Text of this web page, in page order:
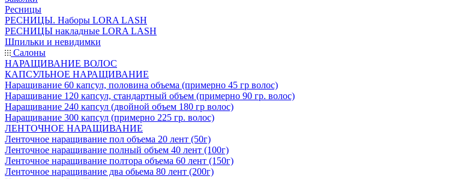
Ресницы
РЕСНИЦЫ. Наборы LORA LASH
РЕСНИЦЫ накладные LORA LASH
Шпильки и невидимки
Салоны
НАРАЩИВАНИЕ ВОЛОС
КАПСУЛЬНОЕ НАРАЩИВАНИЕ
Наращивание 60 капсул, половина объема (примерно 45 гр волос)
Наращивание 120 капсул, стандартный объем (примерно 90 гр. волос)
Наращивание 240 капсул (двойной объем 180 гр волос)
Наращивание 300 капсул (примерно 225 гр. волос)
ЛЕНТОЧНОЕ НАРАЩИВАНИЕ
Ленточное наращивание пол объема 20 лент (50г)
Ленточное наращивание полный объем 40 лент (100г)
Ленточное наращивание полтора объема 60 лент (150г)
Ленточное наращивание два обьема 80 лент (200г)